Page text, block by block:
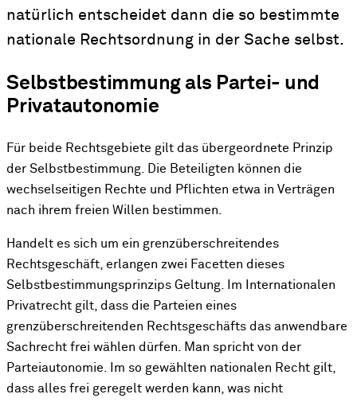
natürlich entscheidet dann die so bestimmte
nationale Rechtsordnung in der Sache selbst.
Selbstbestimmung als Partei- und
Privatautonomie
Für beide Rechtsgebiete gilt das übergeordnete Prinzip
der Selbstbestimmung. Die Beteiligten können die
wechselseitigen Rechte und Pflichten etwa in Verträgen
nach ihrem freien Willen bestimmen.
Handelt es sich um ein grenzüberschreitendes
Rechtsgeschäft, erlangen zwei Facetten dieses
Selbstbestimmungsprinzips Geltung. Im Internationalen
Privatrecht gilt, dass die Parteien eines
grenzüberschreitenden Rechtsgeschäfts das anwendbare
Sachrecht frei wählen dürfen. Man spricht von der
Parteiautonomie. Im so gewählten nationalen Recht gilt,
dass alles frei geregelt werden kann, was nicht